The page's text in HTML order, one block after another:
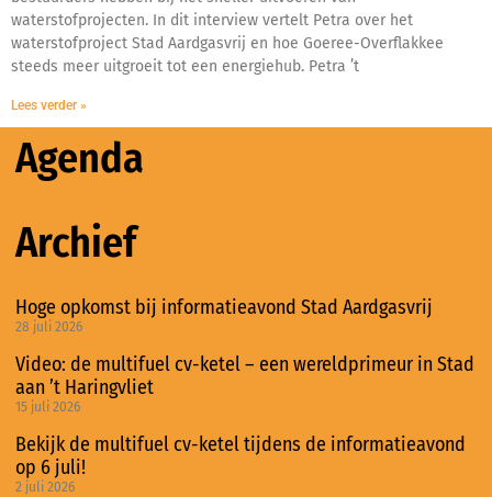
waterstofprojecten. In dit interview vertelt Petra over het
waterstofproject Stad Aardgasvrij en hoe Goeree-Overflakkee
steeds meer uitgroeit tot een energiehub. Petra ’t
Lees verder »
Agenda
Archief
Hoge opkomst bij informatieavond Stad Aardgasvrij
28 juli 2026
Video: de multifuel cv-ketel – een wereldprimeur in Stad
aan ’t Haringvliet
15 juli 2026
Bekijk de multifuel cv-ketel tijdens de informatieavond
op 6 juli!
2 juli 2026